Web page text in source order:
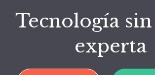
Tecnología
experta